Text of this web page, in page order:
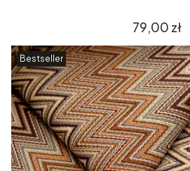
Cena
79,00 zł
Bestseller